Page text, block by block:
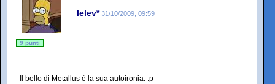
lelev* 31/10/2009, 09:59
9 punti
Il bello di Metallus è la sua autoironia. :p